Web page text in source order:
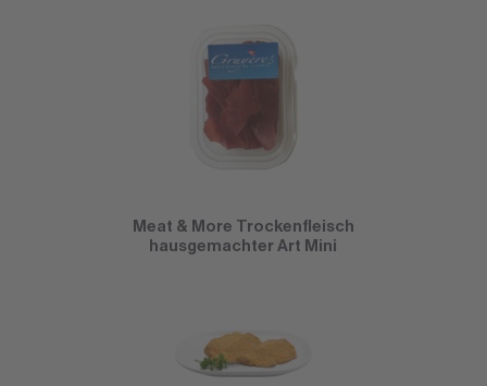
Meat & More Trockenfleisch
hausgemachter Art Mini